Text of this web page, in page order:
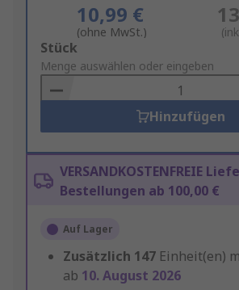
10,99 €
(ohne MwSt.)
Add
to
Basket
Stück
Menge auswählen oder eingeben
Hinzufügen
VERSANDKOSTENFREIE
Bestellungen ab 100,00 €
Auf Lager
Zusätzlich 147 Einheit(en)
ab 10. August 2026